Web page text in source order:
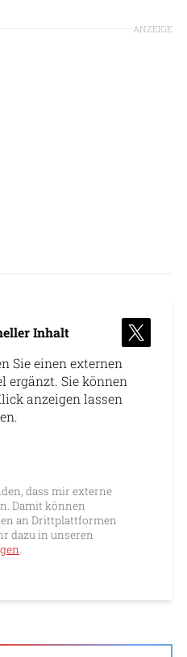
ANZEIGE
Inhalt
Sie einen externen
ergänzt. Sie können
anzeigen lassen
dass mir externe
Damit können
an Drittplattformen
dazu in unseren
.